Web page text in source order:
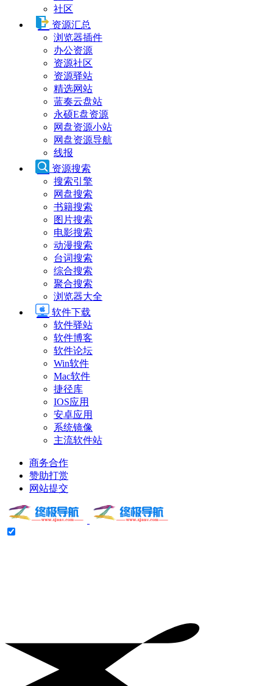
社区
资源汇总
浏览器插件
办公资源
资源社区
资源驿站
精选网站
蓝奏云盘站
永硕E盘资源
网盘资源小站
网盘资源导航
线报
资源搜索
搜索引擎
网盘搜索
书籍搜索
图片搜索
电影搜索
动漫搜索
台词搜索
综合搜索
聚合搜索
浏览器大全
软件下载
软件驿站
软件博客
软件论坛
Win软件
Mac软件
捷径库
IOS应用
安卓应用
系统镜像
主流软件站
商务合作
赞助打赏
网站提交